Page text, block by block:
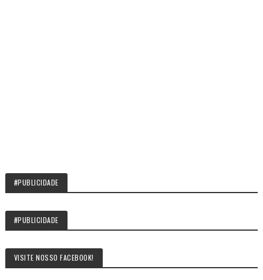
#PUBLICIDADE
#PUBLICIDADE
VISITE NOSSO FACEBOOK!